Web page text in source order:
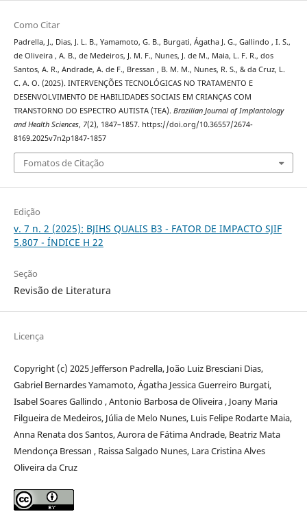
Como Citar
Padrella, J., Dias, J. L. B., Yamamoto, G. B., Burgati, Ágatha J. G., Gallindo , I. S.,
de Oliveira , A. B., de Medeiros, J. M. F., Nunes, J. de M., Maia, L. F. R., dos
Santos, A. R., Andrade, A. de F., Bressan , B. M. M., Nunes, R. S., & da Cruz, L.
C. A. O. (2025). INTERVENÇÕES TECNOLÓGICAS NO TRATAMENTO E
DESENVOLVIMENTO DE HABILIDADES SOCIAIS EM CRIANÇAS COM
TRANSTORNO DO ESPECTRO AUTISTA (TEA). Brazilian Journal of Implantology
and Health Sciences, 7(2), 1847–1857. https://doi.org/10.36557/2674-
8169.2025v7n2p1847-1857
Fomatos de Citação
Edição
v. 7 n. 2 (2025): BJIHS QUALIS B3 - FATOR DE IMPACTO SJIF
5.807 - ÍNDICE H 22
Seção
Revisão de Literatura
Licença
Copyright (c) 2025 Jefferson Padrella, João Luiz Bresciani Dias,
Gabriel Bernardes Yamamoto, Ágatha Jessica Guerreiro Burgati,
Isabel Soares Gallindo , Antonio Barbosa de Oliveira , Joany Maria
Filgueira de Medeiros, Júlia de Melo Nunes, Luis Felipe Rodarte Maia,
Anna Renata dos Santos, Aurora de Fátima Andrade, Beatriz Mata
Mendonça Bressan , Raissa Salgado Nunes, Lara Cristina Alves
Oliveira da Cruz